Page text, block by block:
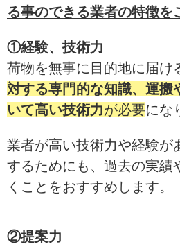
る事のできる業者の特徴を
①経験、技術力
荷物を無事に目的地に届け
対する専門的な知識、運搬
いて高い技術力が必要にな
業者が高い技術力や経験が
するためにも、過去の実績
くことをおすすめします。
②提案力